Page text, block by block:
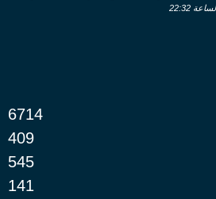
6714
409
545
141